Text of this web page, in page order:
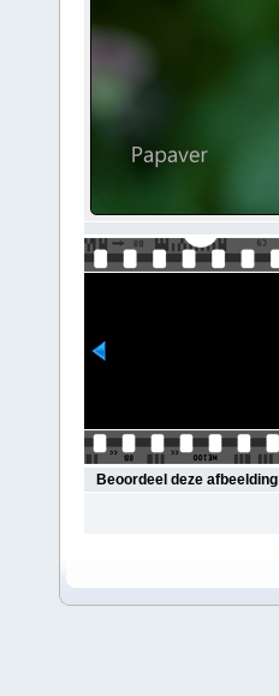
Beoordeel deze afbeelding